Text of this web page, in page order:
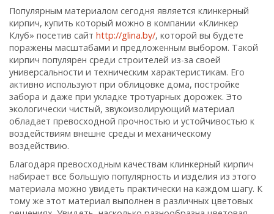
Популярным материалом сегодня является клинкерный
кирпич, купить который можно в компании «Клинкер
Клуб» посетив сайт http://glina.by/, которой вы будете
поражены масштабами и предложенным выбором. Такой
кирпич популярен среди строителей из-за своей
универсальности и техническим характеристикам. Его
активно используют при облицовке дома, постройке
забора и даже при укладке тротуарных дорожек. Это
экологически чистый, звукоизолирующий материал
обладает превосходной прочностью и устойчивостью к
воздействиям внешне среды и механическому
воздействию.
Благодаря превосходным качествам клинкерный кирпич
набирает все большую популярность и изделия из этого
материала можно увидеть практически на каждом шагу. К
тому же этот материал выполнен в различных цветовых